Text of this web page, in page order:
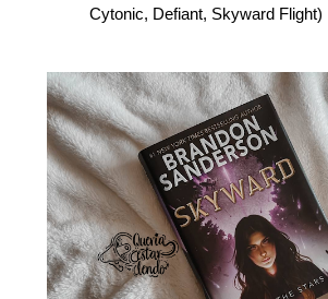
Cytonic, Defiant, Skyward Flight)